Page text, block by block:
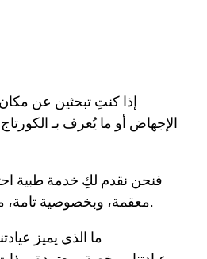
إذا كنتِ تبحثين عن
الإجهاض أو ما يُعرف بـ
فنحن نقدم لكِ خدمة طبية
معقمة، وبخصوصية تامة، مع إشراف طبي كامل.
ما الذي يميز